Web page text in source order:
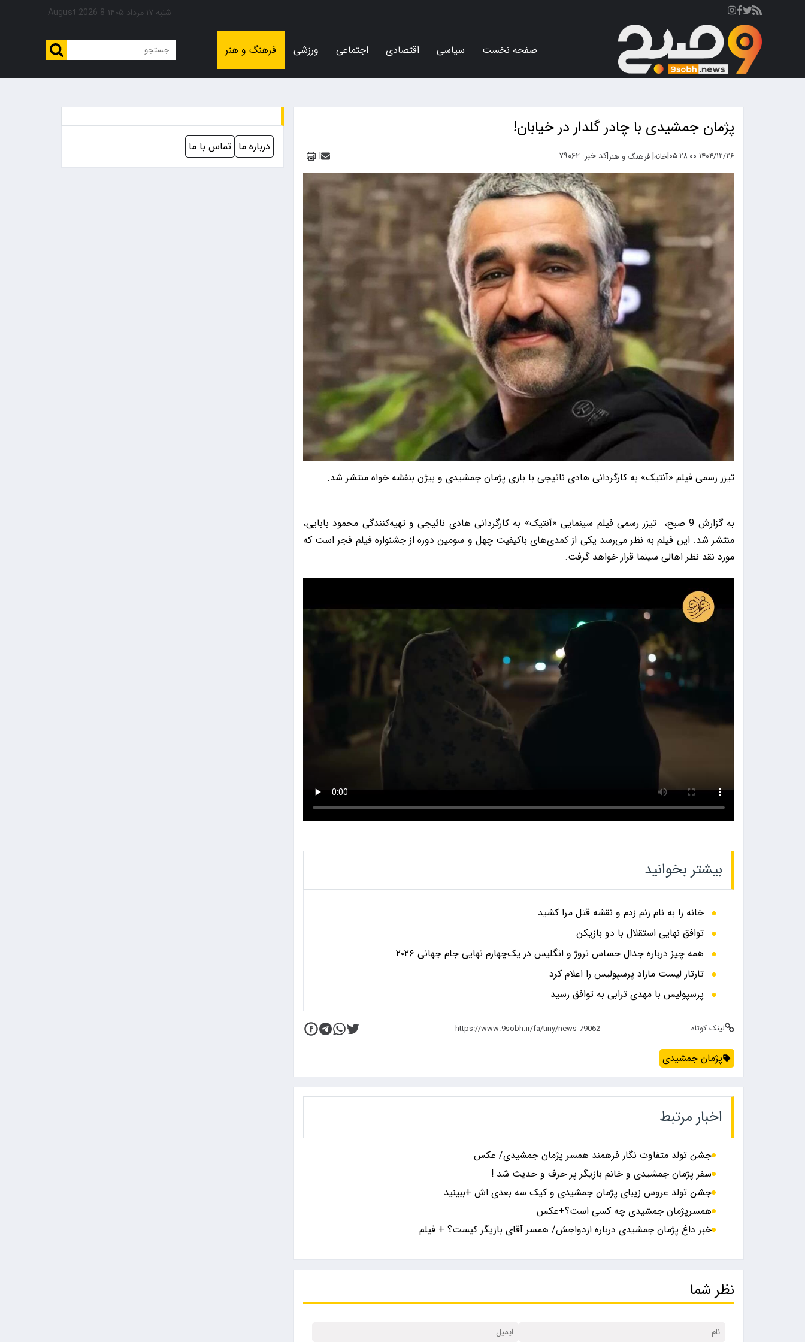
شنبه ۱۷ مرداد ۱۴۰۵ 8 August 2026
صفحه نخست سیاسی اقتصادی اجتماعی ورزشی فرهنگ و هنر
پژمان جمشیدی با چادر گلدار در خیابان!
۱۴۰۴/۱۲/۲۶ ۰۵:۲۸:۰۰ |خانه|فرهنگ و هنر|کد خبر: ۷۹۰۶۲ |
تیزر رسمی فیلم «آنتیک» به کارگردانی هادی نائیجی با بازی پژمان جمشیدی و بیژن بنفشه خواه منتشر شد.
به گزارش 9 صبح، تیزر رسمی فیلم سینمایی «آنتیک» به کارگردانی هادی نائیجی و تهیه‌کنندگی محمود بابایی،
منتشر شد. این فیلم به نظر می‌رسد یکی از کمدی‌های باکیفیت چهل و سومین دوره از جشنواره فیلم فجر است که
مورد نقد نظر اهالی سینما قرار خواهد گرفت.
بیشتر بخوانید
خانه را به نام زنم زدم و نقشه قتل مرا کشید
توافق نهایی استقلال با دو بازیکن
همه چیز درباره جدال حساس نروژ و انگلیس در یک‌چهارم نهایی جام جهانی ۲۰۲۶
تارتار لیست مازاد پرسپولیس را اعلام کرد
پرسپولیس با مهدی ترابی به توافق رسید
لینک کوتاه :
پژمان جمشیدی
اخبار مرتبط
جشن تولد متفاوت نگار فرهمند همسر پژمان جمشیدی/ عکس
سفر پژمان جمشیدی و خانم بازیگر پر حرف و حدیث شد !
جشن تولد عروس زیبای پژمان جمشیدی و کیک سه بعدی اش +ببینید
همسرپژمان جمشیدی چه کسی است؟+عکس
خبر داغ پژمان جمشیدی درباره ازدواجش/ همسر آقای بازیگر کیست؟ + فیلم
نظر شما
درباره ما تماس با ما